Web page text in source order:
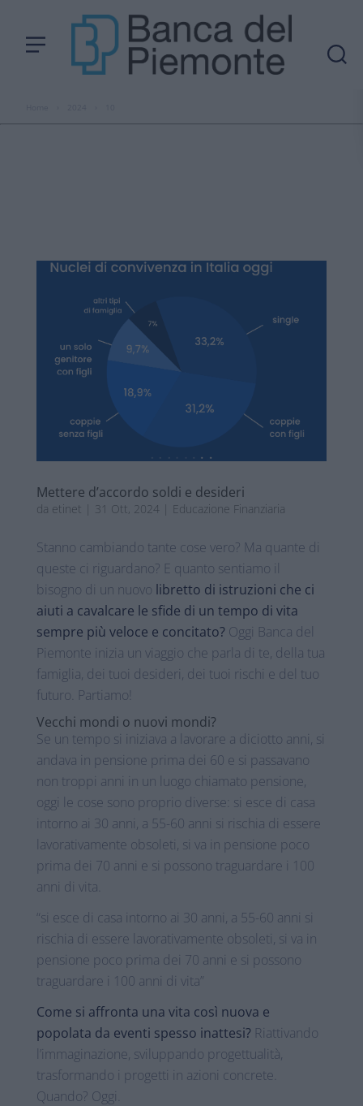
Mettere d’accordo soldi e desideri
da etinet 31 Ott, 2024 Educazione Finanziaria
Stanno cambiando tante cose vero? Ma quante di
queste ci riguardano? E quanto sentiamo il
bisogno di un nuovo libretto di istruzioni che ci
aiuti a cavalcare le sfide di un tempo di vita
sempre più veloce e concitato?Oggi Banca del
Piemonte inizia un viaggio che parla di te, della tua
famiglia, dei tuoi desideri, dei tuoi rischi e del tuo
futuro. Partiamo!
Vecchi mondi o nuovi mondi?
Se un tempo si iniziava a lavorare a diciotto anni, si
andava in pensione prima dei 60 e si passavano
non troppi anni in un luogo chiamato pensione,
oggi le cose sono proprio diverse: si esce di casa
intorno ai 30 anni, a 55-60 anni si rischia di essere
lavorativamente obsoleti, si va in pensione poco
prima dei 70 anni e si possono traguardare i 100
anni di vita.
“si esce di casa intorno ai 30 anni, a 55-60 anni si
rischia di essere lavorativamente obsoleti, si va in
pensione poco prima dei 70 anni e si possono
traguardare i 100 anni di vita”
Come si affronta una vita così nuova e
popolata da eventi spesso inattesi? Riattivando
l’immaginazione, sviluppando progettualità,
trasformando i progetti in azioni concrete.
Quando? Oggi.